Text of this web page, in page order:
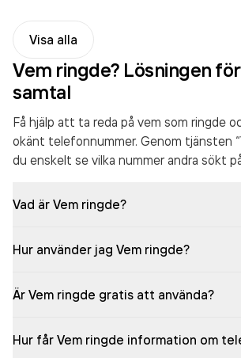
Visa alla
Vem ringde? Lösningen
samtal
Få hjälp att ta reda på vem som ringde
okänt telefonnummer. Genom tjänsten
du enskelt se vilka nummer andra sökt
Vad är Vem ringde?
Hur använder jag Vem ringde?
Är Vem ringde gratis att använda?
Hur får Vem ringde information om